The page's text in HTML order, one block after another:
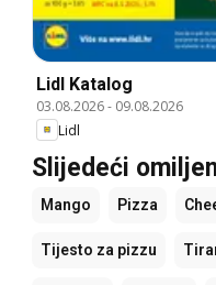
Lidl Katalog
03.08.2026- 09.08.2026
Lidl
Slijedeći
Mango Pizza
Tijesto za pizzu